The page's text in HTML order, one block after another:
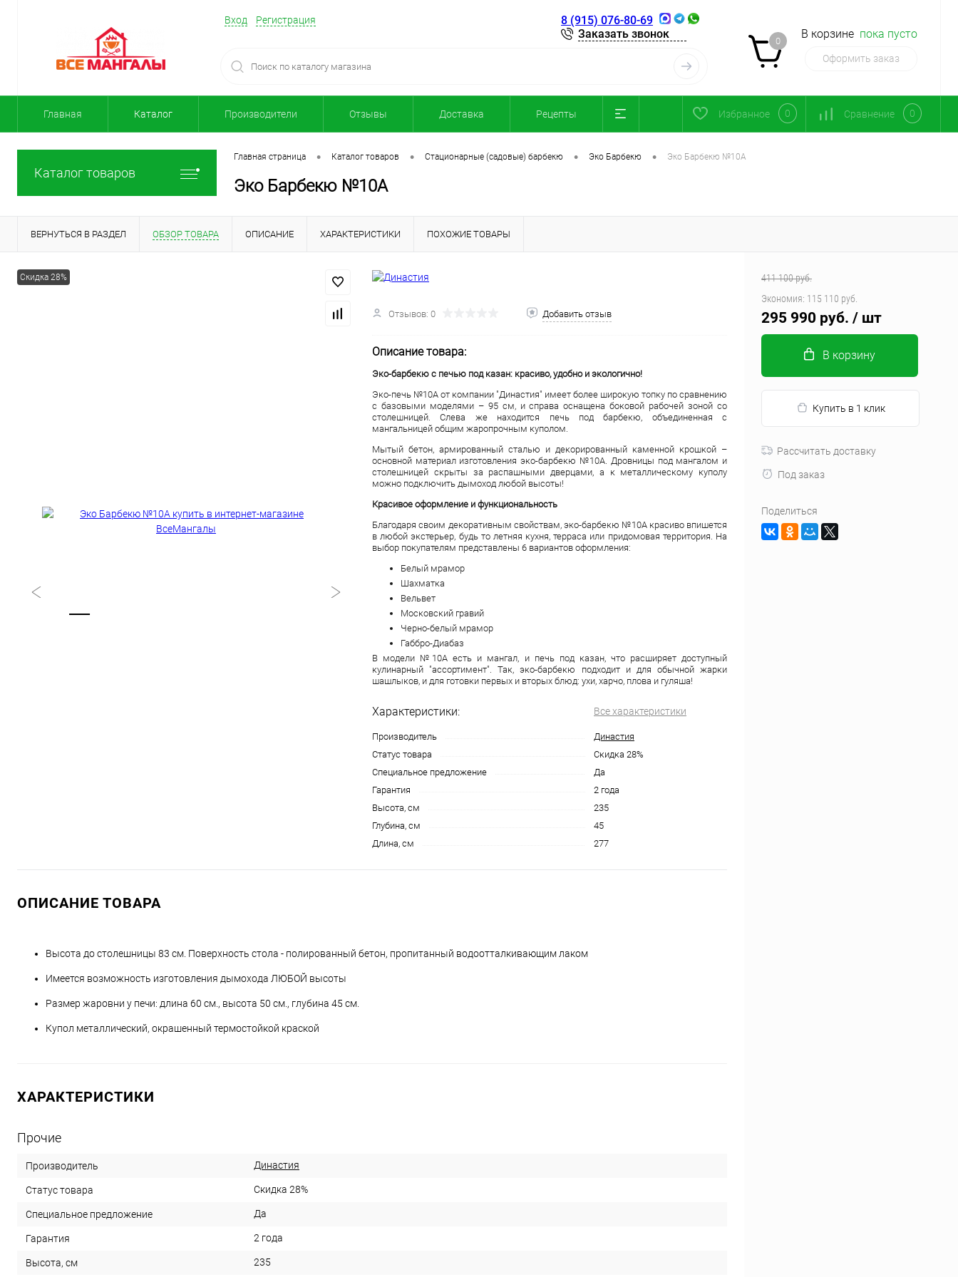
Вход Регистрация
8 (915) 076-80-69
Заказать звонок
0
В корзине пока пусто
Оформить заказ
Главная Каталог Производители Отзывы Доставка Рецепты Избранное 0 Сравнение 0
Каталог товаров
Главная страница • Каталог товаров • Стационарные (садовые) барбекю • Эко Барбекю • Эко Барбекю №10A
Эко Барбекю №10A
ВЕРНУТЬСЯ В РАЗДЕЛ ОБЗОР ТОВАРА ОПИСАНИЕ ХАРАКТЕРИСТИКИ ПОХОЖИЕ ТОВАРЫ
Скидка 28%
Отзывов: 0 Добавить отзыв
Описание товара:
Эко-барбекю с печью под казан: красиво, удобно и экологично!
Эко-печь №10А от компании "Династия" имеет более широкую топку по сравнению
с базовыми моделями – 95 см, и справа оснащена боковой рабочей зоной со
столешницей. Слева же находится печь под барбекю, объединенная с
мангальницей общим жаропрочным куполом.
Мытый бетон, армированный сталью и декорированный каменной крошкой –
основной материал изготовления эко-барбекю №10А. Дровницы под мангалом и
столешницей скрыты за распашными дверцами, а к металлическому куполу
можно подключить дымоход любой высоты!
Красивое оформление и функциональность
Благодаря своим декоративным свойствам, эко-барбекю №10А красиво впишется
в любой экстерьер, будь то летняя кухня, терраса или придомовая территория. На
выбор покупателям представлены 6 вариантов оформления:
Белый мрамор
Шахматка
Вельвет
Московский гравий
Черно-белый мрамор
Габбро-Диабаз
В модели №10А есть и мангал, и печь под казан, что расширяет доступный
кулинарный "ассортимент". Так, эко-барбекю подходит и для обычной жарки
шашлыков, и для готовки первых и вторых блюд: ухи, харчо, плова и гуляша!
Характеристики: Все характеристики
Производитель
Династия
Статус товара
Скидка 28%
Специальное предложение
Да
Гарантия
2 года
Высота, см
235
Глубина, см
45
Длина, см
277
ОПИСАНИЕ ТОВАРА
Высота до столешницы 83 см. Поверхность стола - полированный бетон, пропитанный водоотталкивающим лаком
Имеется возможность изготовления дымохода ЛЮБОЙ высоты
Размер жаровни у печи: длина 60 см., высота 50 см., глубина 45 см.
Купол металлический, окрашенный термостойкой краской
ХАРАКТЕРИСТИКИ
Прочие
Производитель Династия
Статус товара Скидка 28%
Специальное предложение Да
Гарантия 2 года
Высота, см 235
411 100 руб.
Экономия: 115 110 руб.
295 990 руб. / шт
В корзину
Купить в 1 клик
Рассчитать доставку
Под заказ
Поделиться